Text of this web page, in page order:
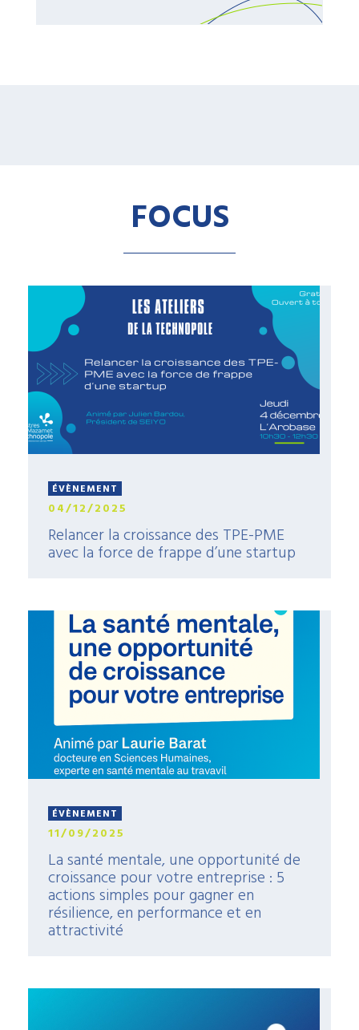
FOCUS
ÉVÈNEMENT
04/12/2025
Relancer la croissance des TPE-PME
avec la force de frappe d’une startup
ÉVÈNEMENT
11/09/2025
La santé mentale, une opportunité de
croissance pour votre entreprise : 5
actions simples pour gagner en
résilience, en performance et en
attractivité